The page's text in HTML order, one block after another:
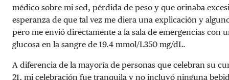
médico sobre mi sed, pérdida de peso y que orinaba
esperanza de que tal vez me diera una explicación y
pero me envió directamente a la sala de emergencias con
glucosa en la sangre de 19.4 mmol/L350 mg/dL.
A diferencia de la mayoría de personas que celebran su
21, mi celebración fue tranquila y no incluyó ninguna